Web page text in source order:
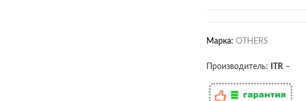
Марка: OTHERS
Производитель: ITR –